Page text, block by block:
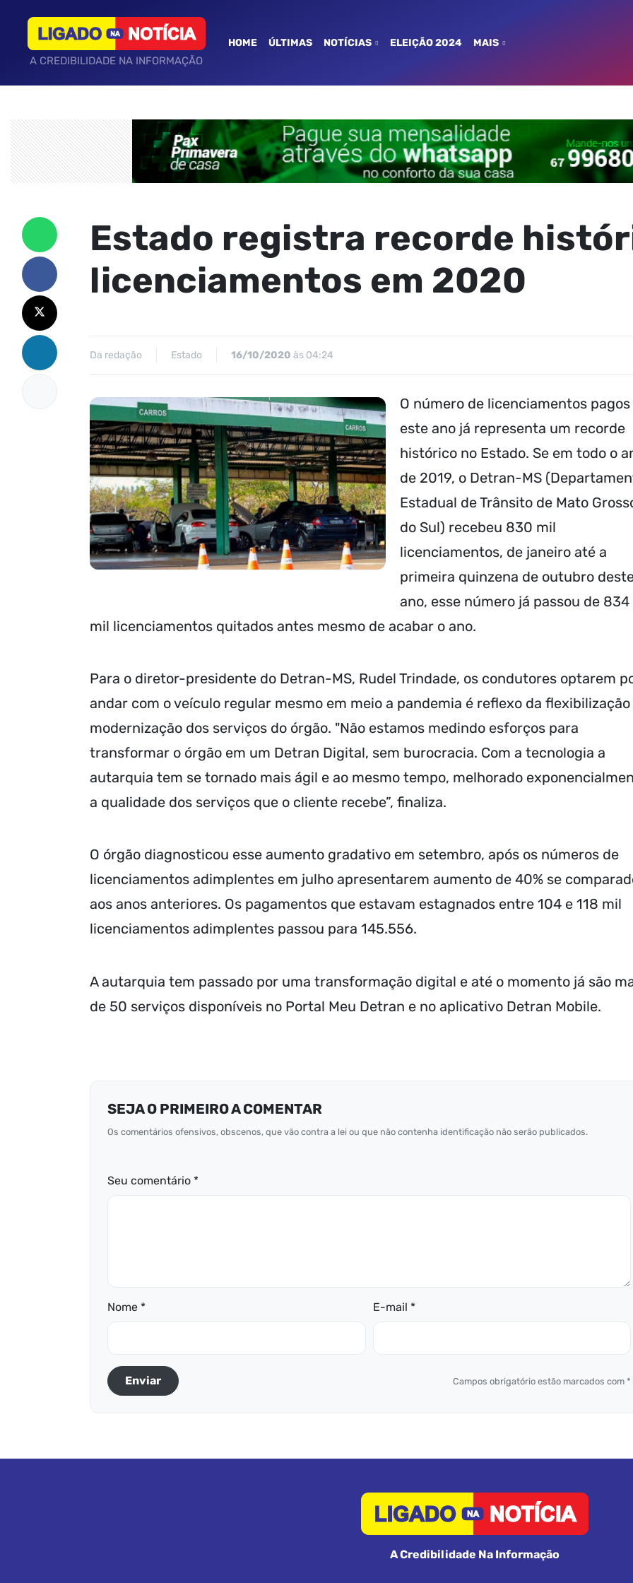
A CREDIBILIDADE NA INFORMAÇÃO
HOME ÚLTIMAS NOTÍCIAS ELEIÇÃO 2024 MAIS
Estado registra recorde
licenciamentos em 2020
Da redação Estado 16/10/2020 às 04:24
O número de licenciamentos pagos
este ano já representa um recorde
histórico no Estado. Se em todo o
de 2019, o Detran-MS
Estadual de Trânsito de Mato
do Sul) recebeu 830 mil
licenciamentos, de janeiro até a
primeira quinzena de outubro
ano, esse número já passou de 834
mil licenciamentos quitados antes mesmo de acabar o ano.
Para o diretor-presidente do Detran-MS, Rudel Trindade, os condutores optarem
andar com o veículo regular mesmo em meio a pandemia é reflexo da flexibilização
modernização dos serviços do órgão. "Não estamos medindo esforços para
transformar o órgão em um Detran Digital, sem burocracia. Com a tecnologia a
autarquia tem se tornado mais ágil e ao mesmo tempo, melhorado
a qualidade dos serviços que o cliente recebe”, finaliza.
O órgão diagnosticou esse aumento gradativo em setembro, após os números de
licenciamentos adimplentes em julho apresentarem aumento de 40% se
aos anos anteriores. Os pagamentos que estavam estagnados entre 104 e 118 mil
licenciamentos adimplentes passou para 145.556.
A autarquia tem passado por uma transformação digital e até o momento já são
de 50 serviços disponíveis no Portal Meu Detran e no aplicativo Detran Mobile.
SEJA O PRIMEIRO A COMENTAR
Os comentários ofensivos, obscenos, que vão contra a lei ou que não contenha identificação não serão publicados.
Seu comentário *
Nome * E-mail *
Enviar Campos obrigatório estão marcados com *
A Credibilidade Na Informação